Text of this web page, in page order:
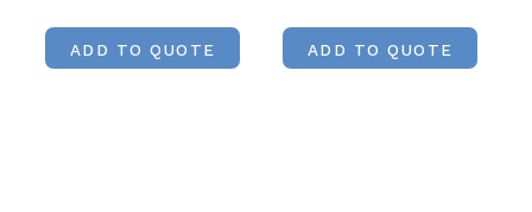
ADD TO QUOTE ADD TO QUOTE